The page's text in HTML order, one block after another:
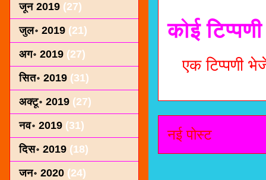
कोई
एक टिप्पणी
नई पोस्ट
जून 2019 (27)
जुल॰ 2019 (21)
अग॰ 2019 (27)
सित॰ 2019 (31)
अक्टू॰ 2019 (27)
नव॰ 2019 (31)
दिस॰ 2019 (18)
जन॰ 2020 (24)